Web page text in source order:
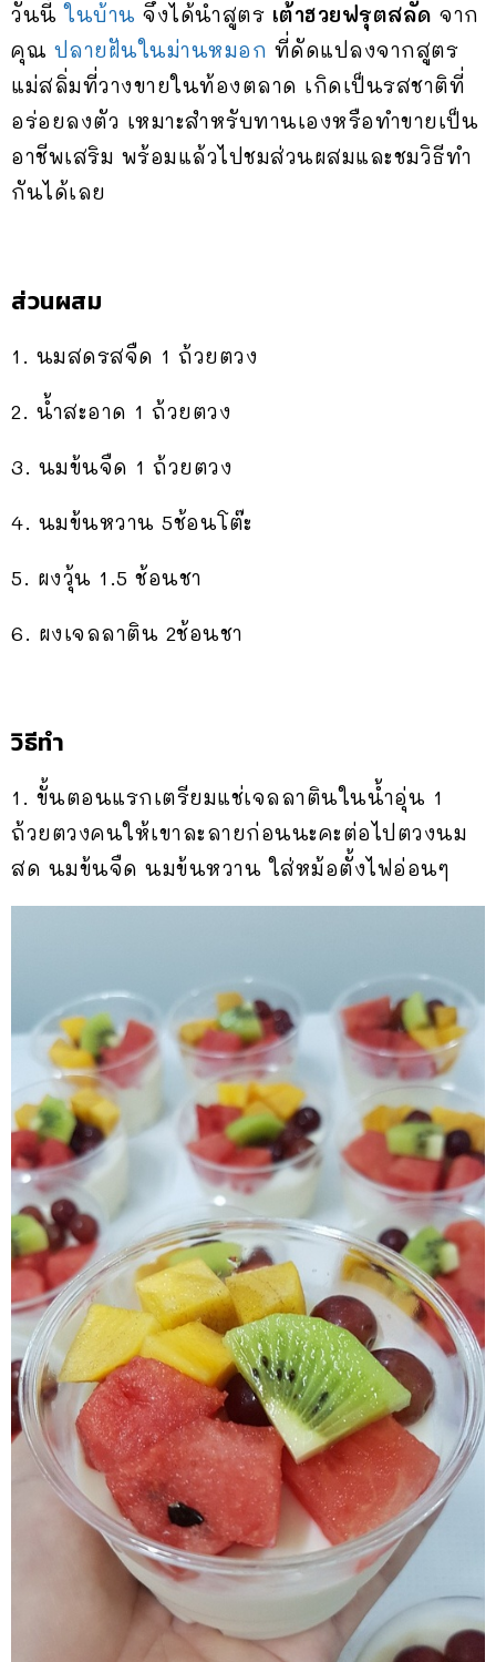
วันนี้ ในบ้าน จึงได้นำสูตร เต้าฮวยฟรุตสลัด จาก
คุณ ปลายฝันในม่านหมอก ที่ดัดแปลงจากสูตร
แม่สลิ่มที่วางขายในท้องตลาด เกิดเป็นรสชาติที่
อร่อยลงตัว เหมาะสำหรับทานเองหรือทำขายเป็น
อาชีพเสริม พร้อมแล้วไปชมส่วนผสมและชมวิธีทำ
กันได้เลย
ส่วนผสม
1. นมสดรสจืด 1 ถ้วยตวง
2. น้ำสะอาด 1 ถ้วยตวง
3. นมข้นจืด 1 ถ้วยตวง
4. นมข้นหวาน 5ช้อนโต๊ะ
5. ผงวุ้น 1.5 ช้อนชา
6. ผงเจลลาติน 2ช้อนชา
วิธีทำ
1. ขั้นตอนแรกเตรียมแช่เจลลาตินในน้ำอุ่น 1
ถ้วยตวงคนให้เขาละลายก่อนนะคะต่อไปตวงนม
สด นมข้นจืด นมข้นหวาน ใส่หม้อตั้งไฟอ่อนๆ